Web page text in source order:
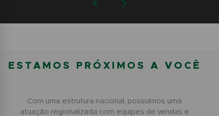
ESTAMOS PRÓXIMOS A VOCÊ
Com uma estrutura nacional, possuímos uma
atuação regionalizada com equipes de vendas e